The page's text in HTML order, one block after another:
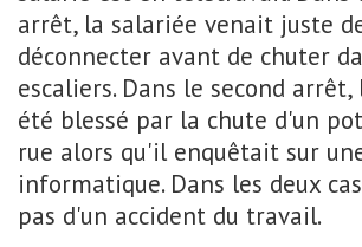
arrêt, la salariée venait juste
déconnecter avant de chuter
escaliers. Dans le second
été blessé par la chute d'un
rue alors qu'il enquêtait sur
informatique. Dans les deux
pas d'un accident du travail.